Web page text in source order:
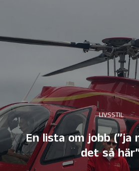
LIVSSTIL
En lista om jobb (”ja
det så